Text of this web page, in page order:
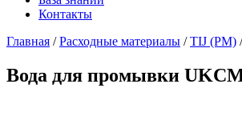
Контакты
Главная /Расходные материалы /TIJ (РМ)
Вода для промывки